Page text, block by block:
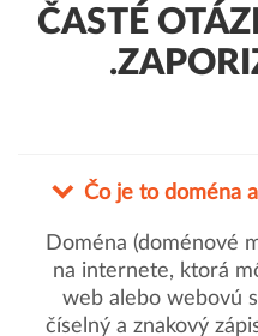
ČASTÉ
Čo je to doména
Doména (doménové
na internete, ktorá
web alebo webovú
číselný a znakový